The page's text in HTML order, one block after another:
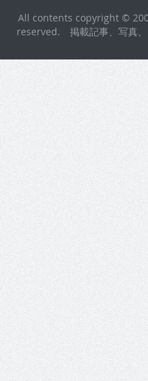
All contents copyright ©
reserved. 掲載記事、写真、